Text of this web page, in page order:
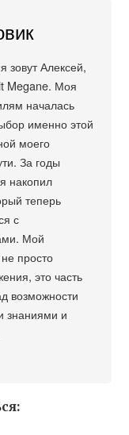
зовут Алексей,
Megane. Моя
началась
именно этой
моего
За годы
накопил
теперь
с
Мой
просто
это часть
возможности
знаниями и